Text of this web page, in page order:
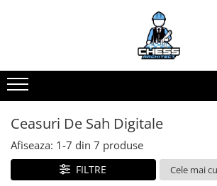
Accesorii
Accesorii tabla
Ceasuri Pentru Diverse Jocuri
Ceasuri
Conținut Video
Faza 3
Universul Chess Architect
Kit Chess Architect
Experiențe Șahiste
Ceasuri De Sah Digitale
Afiseaza: 1-7 din 7 produse
FILTRE